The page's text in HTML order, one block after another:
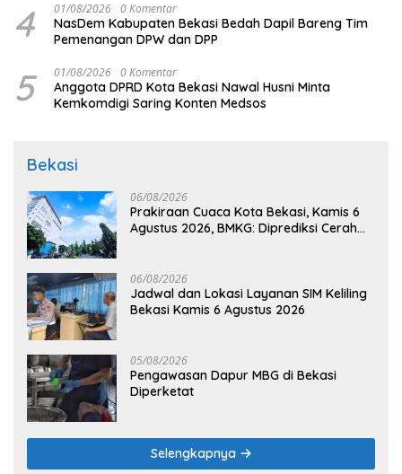
4 01/08/2026 0 Komentar
NasDem Kabupaten Bekasi Bedah Dapil Bareng Tim
Pemenangan DPW dan DPP
5 01/08/2026 0 Komentar
Anggota DPRD Kota Bekasi Nawal Husni Minta
Kemkomdigi Saring Konten Medsos
Bekasi
06/08/2026
Prakiraan Cuaca Kota Bekasi, Kamis 6
Agustus 2026, BMKG: Diprediksi Cerah
06/08/2026
Jadwal dan Lokasi Layanan SIM Keliling
Bekasi Kamis 6 Agustus 2026
05/08/2026
Pengawasan Dapur MBG di Bekasi
Diperketat
Selengkapnya